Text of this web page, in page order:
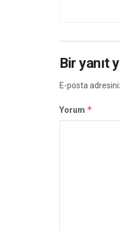
Bir yanıt
E-posta
Yorum *